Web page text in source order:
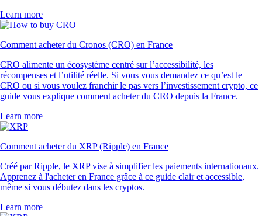
Learn more
Comment acheter du Cronos (CRO) en France
CRO alimente un écosystème centré sur l’accessibilité, les
récompenses et l’utilité réelle. Si vous vous demandez ce qu’est le
CRO ou si vous voulez franchir le pas vers l’investissement crypto, ce
guide vous explique comment acheter du CRO depuis la France.
Learn more
Comment acheter du XRP (Ripple) en France
Créé par Ripple, le XRP vise à simplifier les paiements internationaux.
Apprenez à l'acheter en France grâce à ce guide clair et accessible,
même si vous débutez dans les cryptos.
Learn more